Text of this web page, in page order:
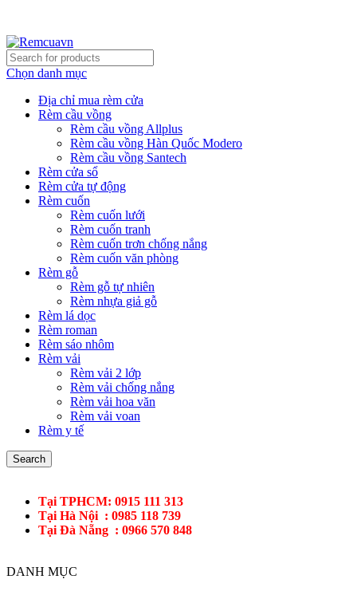
Chọn danh mục
Địa chỉ mua rèm cửa
Rèm cầu vồng
Rèm cầu vồng Allplus
Rèm cầu vồng Hàn Quốc Modero
Rèm cầu vồng Santech
Rèm cửa sổ
Rèm cửa tự động
Rèm cuốn
Rèm cuốn lưới
Rèm cuốn tranh
Rèm cuốn trơn chống nắng
Rèm cuốn văn phòng
Rèm gỗ
Rèm gỗ tự nhiên
Rèm nhựa giả gỗ
Rèm lá dọc
Rèm roman
Rèm sáo nhôm
Rèm vải
Rèm vải 2 lớp
Rèm vải chống nắng
Rèm vải hoa văn
Rèm vải voan
Rèm y tế
Search
Tại TPHCM: 0915 111 313
Tại Hà Nội : 0985 118 739
Tại Đà Nẵng : 0966 570 848
DANH MỤC